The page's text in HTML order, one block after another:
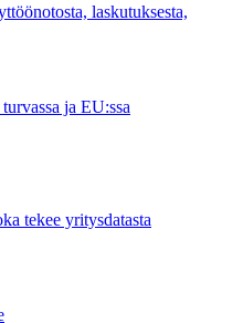
laskutuksesta,
ja EU:ssa
tekee yritysdatasta